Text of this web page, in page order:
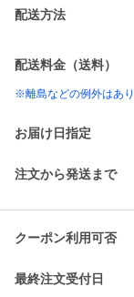
配送方法
配送料金（送料）
※離島などの例外はあ
お届け日指定
注文から発送まで
クーポン利用可否
最終注文受付日